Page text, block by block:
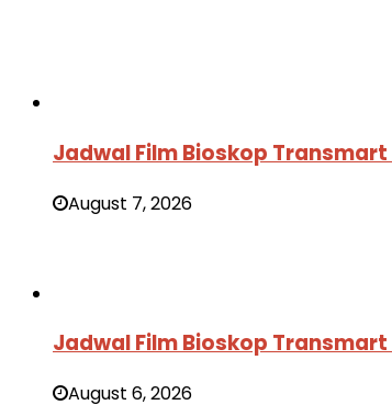
Jadwal Film Bioskop
August 7, 2026
Jadwal Film Bioskop
August 6, 2026